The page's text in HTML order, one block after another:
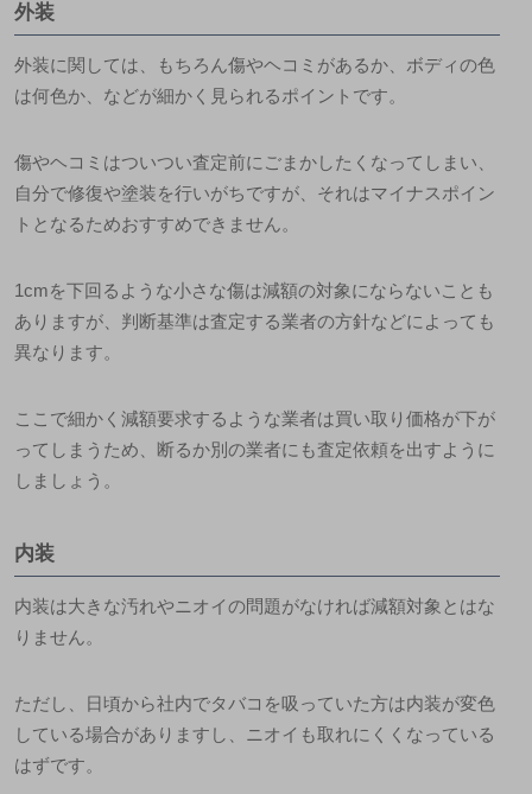
外装
外装に関しては、もちろん傷やヘコミがあるか、ボディの色
は何色か、などが細かく見られるポイントです。
傷やヘコミはついつい査定前にごまかしたくなってしまい、
自分で修復や塗装を行いがちですが、それはマイナスポイン
トとなるためおすすめできません。
1cmを下回るような小さな傷は減額の対象にならないことも
ありますが、判断基準は査定する業者の方針などによっても
異なります。
ここで細かく減額要求するような業者は買い取り価格が下が
ってしまうため、断るか別の業者にも査定依頼を出すように
しましょう。
内装
内装は大きな汚れやニオイの問題がなければ減額対象とはな
りません。
ただし、
日頃から社内でタバコを吸っていた方は内装が変色
している場合がありますし、ニオイも取れにくくなっている
はずです。